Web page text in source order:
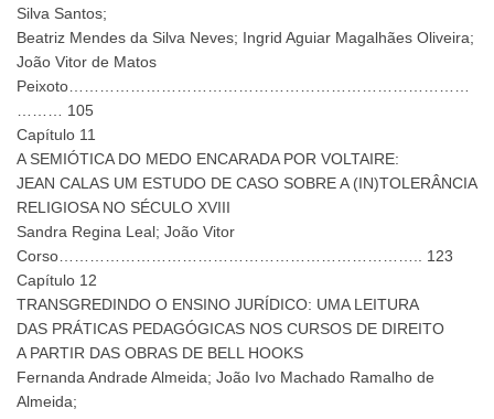
Silva Santos;
Beatriz Mendes da Silva Neves; Ingrid Aguiar Magalhães Oliveira;
João Vitor de Matos
Peixoto……………………………………………………………………
……… 105
Capítulo 11
A SEMIÓTICA DO MEDO ENCARADA POR VOLTAIRE:
JEAN CALAS UM ESTUDO DE CASO SOBRE A (IN)TOLERÂNCIA
RELIGIOSA NO SÉCULO XVIII
Sandra Regina Leal; João Vitor
Corso…………………………………………………………….. 123
Capítulo 12
TRANSGREDINDO O ENSINO JURÍDICO: UMA LEITURA
DAS PRÁTICAS PEDAGÓGICAS NOS CURSOS DE DIREITO
A PARTIR DAS OBRAS DE BELL HOOKS
Fernanda Andrade Almeida; João Ivo Machado Ramalho de
Almeida;